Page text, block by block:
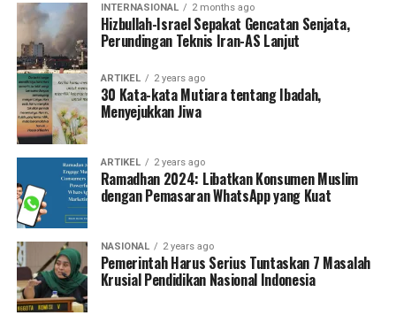
INTERNASIONAL 2 months ago
Hizbullah-Israel Sepakat Gencatan Senjata,
Perundingan Teknis Iran-AS Lanjut
ARTIKEL 2 years ago
30 Kata-kata Mutiara tentang Ibadah,
Menyejukkan Jiwa
ARTIKEL 2 years ago
Ramadhan 2024: Libatkan Konsumen Muslim
dengan Pemasaran WhatsApp yang Kuat
NASIONAL 2 years ago
Pemerintah Harus Serius Tuntaskan 7 Masalah
Krusial Pendidikan Nasional Indonesia